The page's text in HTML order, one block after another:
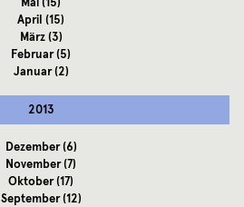
April (15)
März(3)
Februar(5)
Januar(2)
2013
Dezember(6)
November(7)
Oktober(17)
September(12)